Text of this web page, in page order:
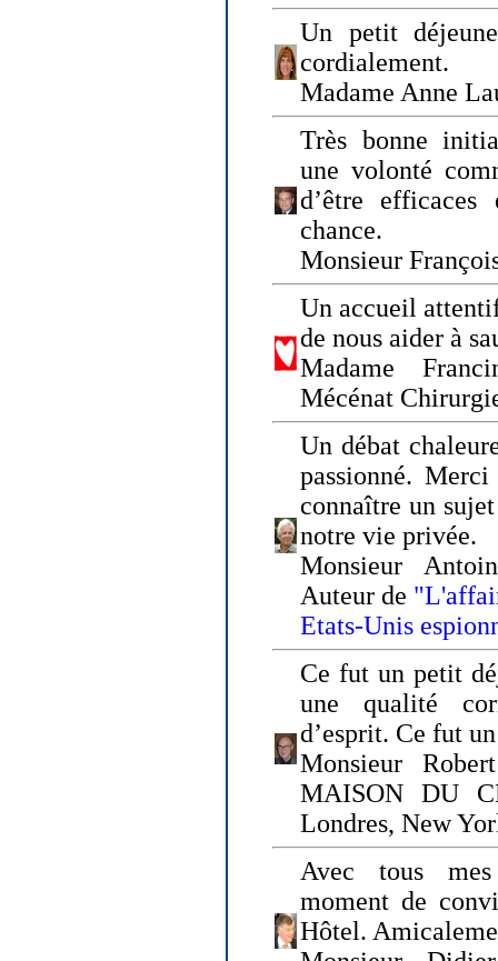
Un petit
cordialement.
Madame Anne
Très bonne
une volonté
d’être
chance.
Monsieur
Un accueil
de nous aider à
Madame
Mécénat
Un débat
passionné.
connaître un
notre vie privée.
Monsieur
Auteur de
Etats-Unis
Ce fut un petit
une qualité
d’esprit. Ce fut
Monsieur
MAISON DU
Londres, New
Avec tous
moment de
Hôtel.